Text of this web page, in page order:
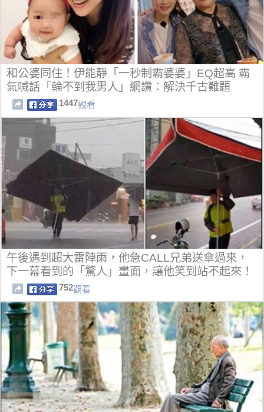
和公婆同住！伊能靜「一秒制霸婆婆」EQ超高 霸
氣喊話「輪不到我男人」網讚：解決千古難題
1447觀看
午後遇到超大雷陣雨，他急CALL兄弟送傘過來，
下一幕看到的「驚人」畫面，讓他笑到站不起來！
752觀看